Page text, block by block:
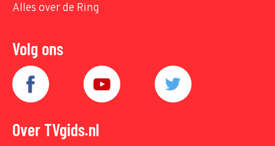
Alles over de Ring
Volg ons
Over TVgids.nl